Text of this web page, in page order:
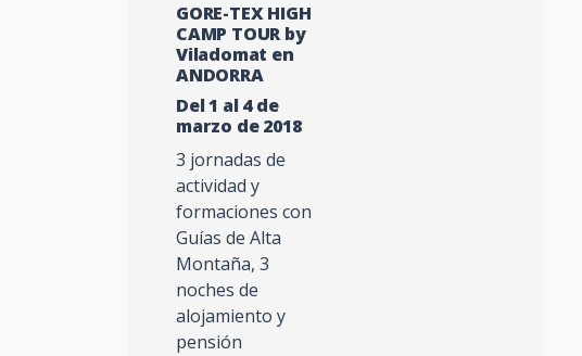
GORE-TEX HIGH
CAMP TOUR by
Viladomat en
ANDORRA
Del 1 al 4 de
marzo de 2018
3 jornadas de
actividad y
formaciones con
Guías de Alta
Montaña, 3
noches de
alojamiento y
pensión